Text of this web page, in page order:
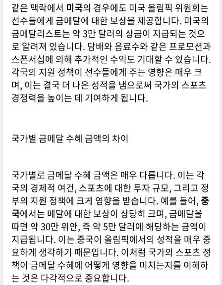
같은 맥락에서 미국의 경우에도 미국 올림픽 위원회는
선수들에게 금메달에 대한 보상을 제공합니다. 미국의
금메달리스트는 약 3만 달러의 상금이 지급되는 것으
로 알려져 있습니다. 담배와 음료수와 같은 프로모션과
스폰서십에 의해 추가적인 수익도 기대할 수 있습니다.
각국의 지원 정책이 선수들에게 주는 영향은 매우 크
며, 이는 결국 더 나은 성적을 냄으로써 국가의 스포츠
경쟁력을 높이는 데 기여하게 됩니다.
국가별 금메달 수혜 금액의 차이
국가별로 금메달 수혜 금액은 매우 다릅니다. 이는 각
국의 경제적 여건, 스포츠에 대한 투자 규모, 그리고 정
부의 지원 정책에 크게 영향을 받습니다. 예를 들어, 중
국에서는 메달에 대한 보상이 상당히 크며, 금메달을
따면 약 30만 위안, 즉 약 5만 달러에 해당하는 금액이
지급됩니다. 이는 중국이 올림픽에서의 성적을 매우 중
요하게 생각하기 때문입니다. 이처럼 국가의 스포츠 정
책이 금메달 수혜에 어떻게 영향을 미치는지를 이해하
는 것은 다각적으로 중요합니다.